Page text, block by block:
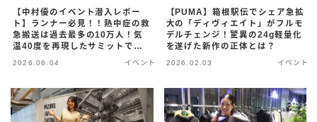
【中村優のイベント潜入レポー
ト】ランナー必見！！熱中症の救
急搬送は過去最多の10万人！気
温40度を再現したサミットで実
2026.06.04 イベント
【PUMA】箱根駅伝でシェア急拡
大の「ディヴィエイト」がフルモ
デルチェンジ！驚異の24g軽量化
を遂げた新作の正体とは？
2026.02.03 イベント